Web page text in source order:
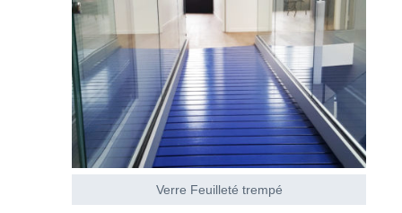
Verre Feuilleté trempé